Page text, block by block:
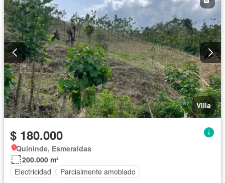
Villa
$ 180.000
Quininde, Esmeraldas
200.000 m²
Electricidad
Parcialmente amoblado